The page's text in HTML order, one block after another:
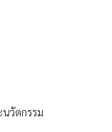
วัตกรรม